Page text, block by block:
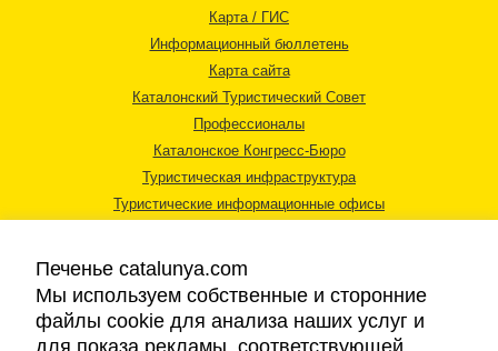
Карта / ГИС
Информационный бюллетень
Карта сайта
Каталонский Туристический Совет
Профессионалы
Каталонское Конгресс-Бюро
Туристическая инфраструктура
Туристические информационные офисы
Печенье catalunya.com
Мы используем собственные и сторонние
файлы cookie для анализа наших услуг и
для показа рекламы, соответствующей